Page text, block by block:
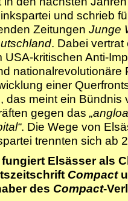
und schrieb
Zeitungen Junge
. Dabei vertrat
USA-kritischen Anti-
nationalrevolutionäre
einer
das meint ein Bündnis
gegen das
. Die Wege von
trennten sich ab
fungiert Elsässer als
Compact
des Compact-